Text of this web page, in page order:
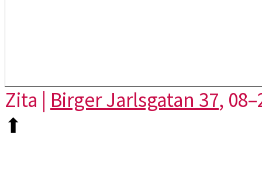
Zita | Birger Jarlsgatan 37,
⬆︎